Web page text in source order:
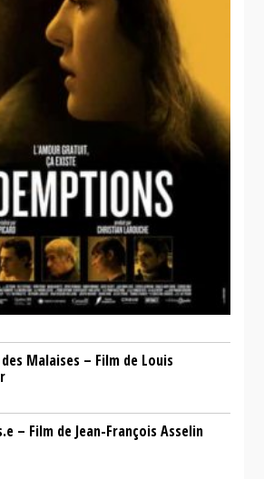
Malaises – Film de Louis
– Film de Jean-François Asselin